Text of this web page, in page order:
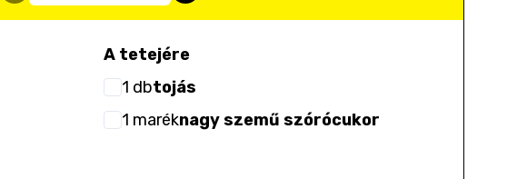
A tetejére
1 dbtojás
1 maréknagy szemű szórócukor